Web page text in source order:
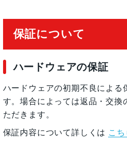
保証について
ハードウェアの保証
ハードウェアの初期不良による
す。場合によっては返品・交換
ただきます。
保証内容について詳しくは こち